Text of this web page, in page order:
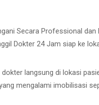
Secara Professional dan
Dokter 24 Jam siap ke
langsung di lokasi
mengalami imobilisasi